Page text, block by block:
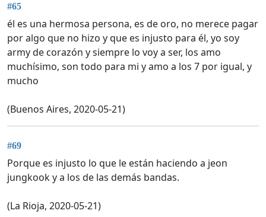
#65
él es una hermosa persona, es de oro, no merece pagar
por algo que no hizo y que es injusto para él, yo soy
army de corazón y siempre lo voy a ser, los amo
muchísimo, son todo para mi y amo a los 7 por igual, y
mucho
(Buenos Aires, 2020-05-21)
#69
Porque es injusto lo que le están haciendo a jeon
jungkook y a los de las demás bandas.
(La Rioja, 2020-05-21)